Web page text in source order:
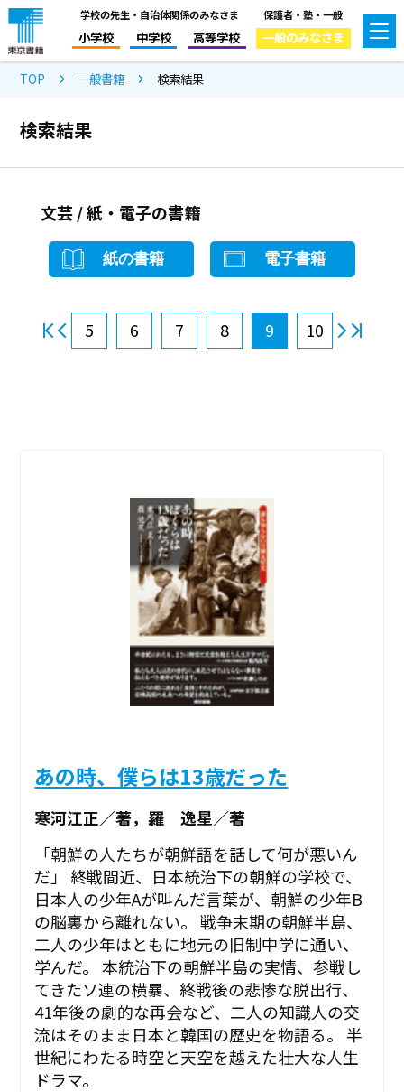
学校の先生・自治体関係のみなさま
小学校 中学校 高等学校
保護者・塾・一般
一般のみなさま
TOP 一般書籍 検索結果
検索結果
文芸 / 紙・電子の書籍
紙の書籍 電子書籍
5 6 7 8 9 10
あの時、僕らは13歳だった
寒河江正／著，羅 逸星／著
「朝鮮の人たちが朝鮮語を話して何が悪いん
だ」 終戦間近、日本統治下の朝鮮の学校で、
日本人の少年Aが叫んだ言葉が、朝鮮の少年B
の脳裏から離れない。 戦争末期の朝鮮半島、
二人の少年はともに地元の旧制中学に通い、
学んだ。 本統治下の朝鮮半島の実情、参戦し
てきたソ連の横暴、終戦後の悲惨な脱出行、
41年後の劇的な再会など、二人の知識人の交
流はそのまま日本と韓国の歴史を物語る。 半
世紀にわたる時空と天空を越えた壮大な人生
ドラマ。